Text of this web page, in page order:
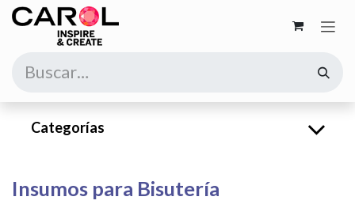
Ir al contenido
Categorías
Insumos para Bisutería